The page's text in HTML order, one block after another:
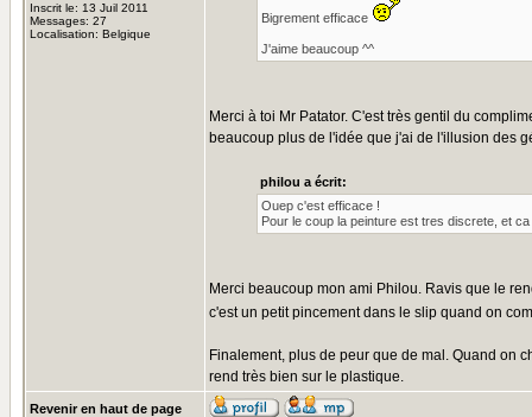
Inscrit le: 13 Juil 2011
Messages: 27
Localisation: Belgique
Bigrement efficace
J'aime beaucoup ^^
Merci à toi Mr Patator. C'est très gentil du
beaucoup plus de l'idée que j'ai de l'illusion des
philou a écrit:
Ouep c'est efficace !
Pour le coup la peinture est tres discrete, et
Merci beaucoup mon ami Philou. Ravis que le
c'est un petit pincement dans le slip quand on
Finalement, plus de peur que de mal. Quand on
rend très bien sur le plastique.
Revenir en haut de page